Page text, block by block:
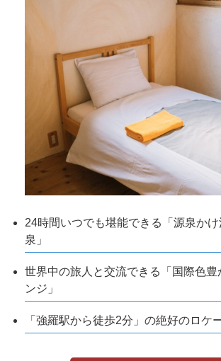
24時間いつでも堪能できる「源泉か
泉」
世界中の旅人と交流できる「国際色豊
ンジ」
「強羅駅から徒歩2分」の絶好のロケ